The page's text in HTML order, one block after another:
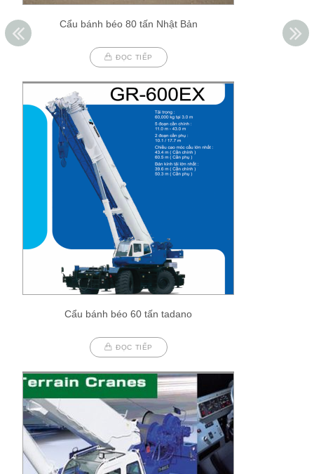
Cẩu bánh béo 80 tấn Nhật Bản
ĐỌC TIẾP
Cẩu bánh béo 60 tấn tadano
ĐỌC TIẾP